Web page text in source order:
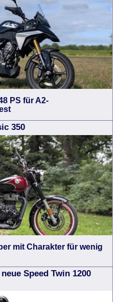
PS für A2-
350
mit Charakter für wenig
Speed Twin 1200